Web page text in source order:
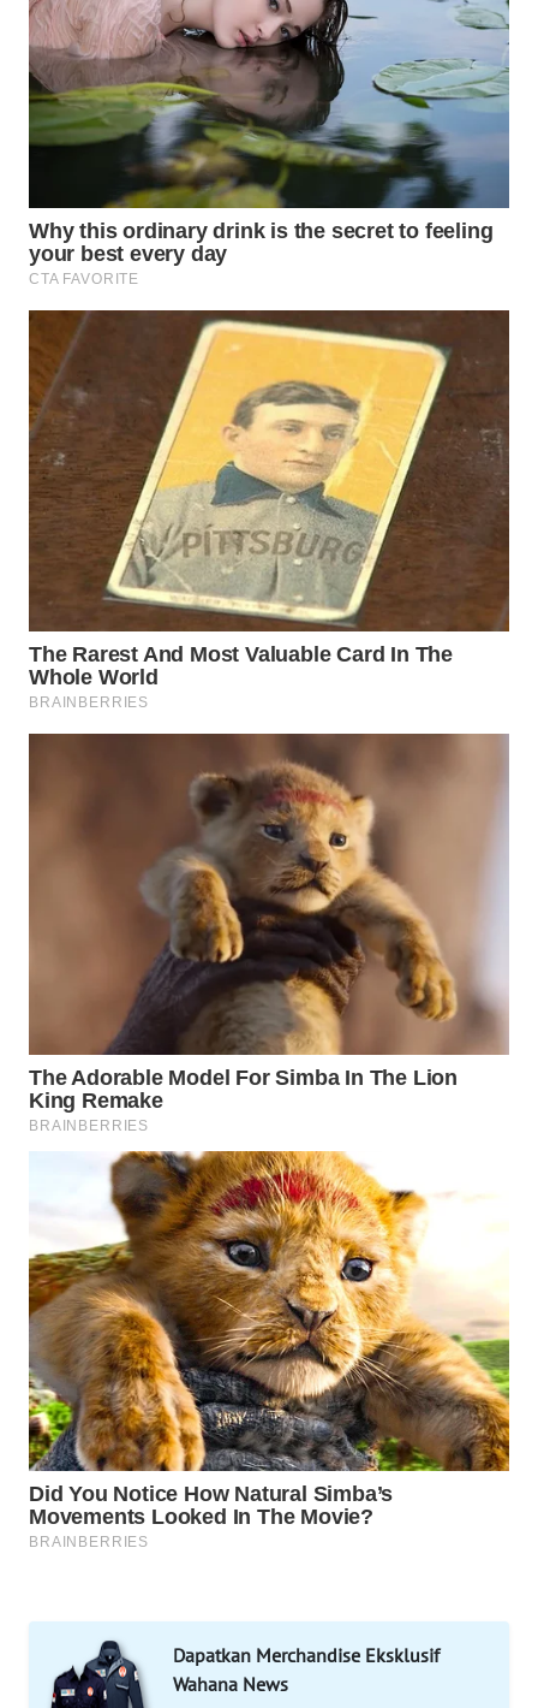
Dapatkan Merchandise Eksklusif
Wahana News
WAHANA
KONSUMEN
WAHANA
LISTRIK
TRAVEL
WAHANA
WAHANANEWS
WAHANANEWS
CO ID
WAHANANEWS
NET
WAHANA
SPORT
OTOMOTIF
WAHANA
HEALTH
WAHANA
LAPAK
WAHANA
Wahana
Network
KONSUMEN
LISTRIK
MASYARAKAT
ID